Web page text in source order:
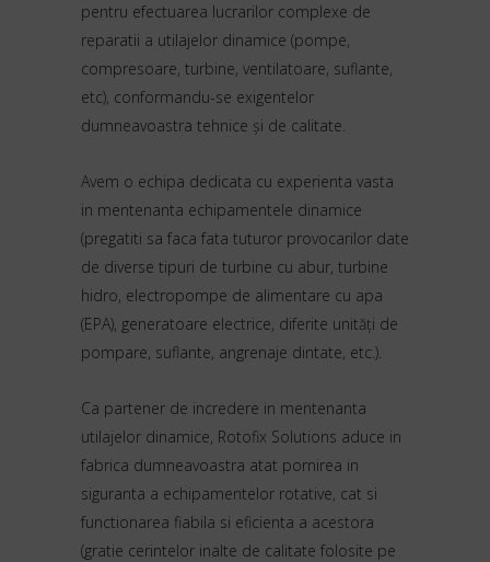
pentru efectuarea lucrarilor complexe de
reparatii a utilajelor dinamice (pompe,
compresoare, turbine, ventilatoare, suflante,
etc), conformandu-se exigentelor
dumneavoastra tehnice și de calitate.
Avem o echipa dedicata cu experienta vasta
in mentenanta echipamentele dinamice
(pregatiti sa faca fata tuturor provocarilor date
de diverse tipuri de turbine cu abur, turbine
hidro, electropompe de alimentare cu apa
(EPA), generatoare electrice, diferite unități de
pompare, suflante, angrenaje dintate, etc.).
Ca partener de incredere in mentenanta
utilajelor dinamice, Rotofix Solutions aduce in
fabrica dumneavoastra atat pornirea in
siguranta a echipamentelor rotative, cat si
functionarea fiabila si eficienta a acestora
(gratie cerintelor inalte de calitate folosite pe